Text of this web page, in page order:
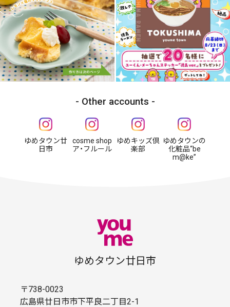
Other accounts
ゆめタウン廿
日市
cosme shop
ア・フルール
ゆめキッズ倶
楽部
ゆめタウンの
化粧品“be
m@ke”
ゆめタウン廿日市
〒738-0023
広島県廿日市市下平良二丁目2-1